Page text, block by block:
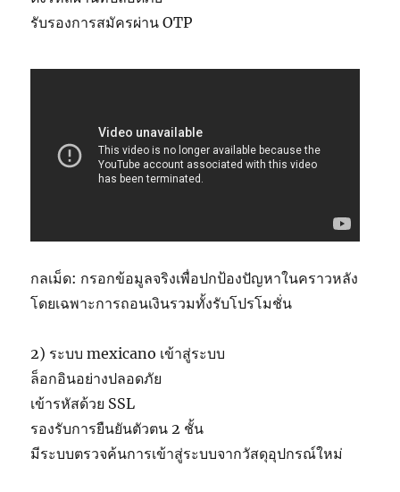
รับรองการสมัครผ่าน OTP
กลเม็ด: กรอกข้อมูลจริงเพื่อปกป้องปัญหาในคราวหลัง
โดยเฉพาะการถอนเงินรวมทั้งรับโปรโมชั่น
2) ระบบ mexicano เข้าสู่ระบบ
ล็อกอินอย่างปลอดภัย
เข้ารหัสด้วย SSL
รองรับการยืนยันตัวตน 2 ชั้น
มีระบบตรวจค้นการเข้าสู่ระบบจากวัสดุอุปกรณ์ใหม่